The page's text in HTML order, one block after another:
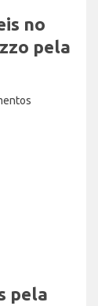
no
pela
pela